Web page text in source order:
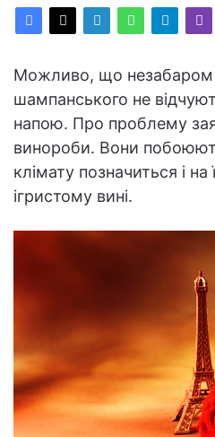
Можливо, що незабаром
шампанського не
напою. Про проблему
винороби. Вони
клімату позначиться і
ігристому вині.